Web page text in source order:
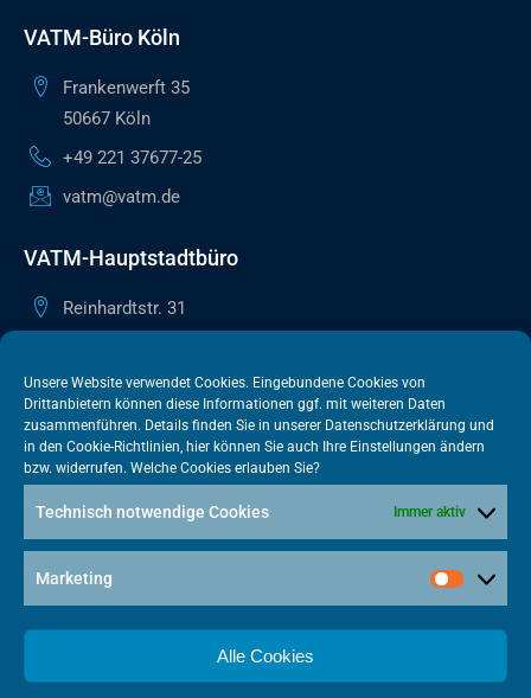
Unsere Website verwendet Cookies. Eingebundene Cookies von
Drittanbietern können diese Informationen ggf. mit weiteren Daten
zusammenführen. Details finden Sie in unserer Datenschutzerklärung und
in den Cookie-Richtlinien, hier können Sie auch Ihre Einstellungen ändern
bzw. widerrufen. Welche Cookies erlauben Sie?
Technisch notwendige Cookies Immer aktiv
Marketing
Alle Cookies
VATM-Büro Köln
Frankenwerft 35
50667 Köln
+49 221 37677-25
vatm@vatm.de
VATM-Hauptstadtbüro
Reinhardtstr. 31
+49 30 505615-38
berlin@vatm.de
VATM-Büro Brüssel
„House of Competition“ Rue de Trèves 49-51